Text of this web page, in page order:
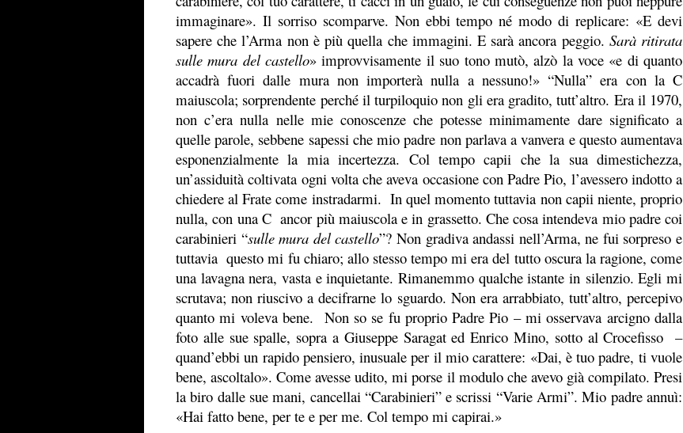
immaginare». Il sorriso scomparve. Non ebbi tempo né modo di replicare: «E devi
sapere che l’Arma non è più quella che immagini. E sarà ancora peggio. Sarà ritirata
sulle mura del castello» improvvisamente il suo tono mutò, alzò la voce «e di quanto
accadrà fuori dalle mura non importerà nulla a nessuno!» “Nulla” era con la C
maiuscola; sorprendente perché il turpiloquio non gli era gradito, tutt’altro. Era il 1970,
non c’era nulla nelle mie conoscenze che potesse minimamente dare significato a
quelle parole, sebbene sapessi che mio padre non parlava a vanvera e questo aumentava
esponenzialmente la mia incertezza. Col tempo capii che la sua dimestichezza,
un’assiduità coltivata ogni volta che aveva occasione con Padre Pio, l’avessero indotto a
chiedere al Frate come instradarmi. In quel momento tuttavia non capii niente, proprio
nulla, con una C ancor più maiuscola e in grassetto. Che cosa intendeva mio padre coi
carabinieri “sulle mura del castello”? Non gradiva andassi nell’Arma, ne fui sorpreso e
tuttavia questo mi fu chiaro; allo stesso tempo mi era del tutto oscura la ragione, come
una lavagna nera, vasta e inquietante. Rimanemmo qualche istante in silenzio.Egli mi
scrutava; non riuscivo a decifrarnelo sguardo. Non era arrabbiato, tutt’altro, percepivo
quanto mi voleva bene. Non so se fu proprio Padre Pio – mi osservava arcigno dalla
foto alle sue spalle, sopra a Giuseppe Saragat ed Enrico Mino, sotto al Crocefisso –
quand’ebbi un rapido pensiero, inusuale per il mio carattere: «Dai, è tuo padre, ti vuole
bene, ascoltalo». Come avesse udito, mi porse il modulo che avevo già compilato. Presi
la biro dalle sue mani, cancellai “Carabinieri” e scrissi “Varie Armi”. Mio padre annuì:
«Hai fatto bene, per te e per me. Col tempo mi capirai.»